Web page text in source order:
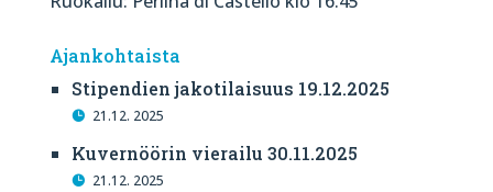
Ajankohtaista
Stipendien jakotilaisuus 19.12.2025
21.12. 2025
Kuvernöörin vierailu 30.11.2025
21.12. 2025